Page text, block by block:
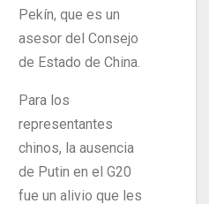
Pekín, que es un
asesor del Consejo
de Estado de China.
Para los
representantes
chinos, la ausencia
de Putin en el G20
fue un alivio que les